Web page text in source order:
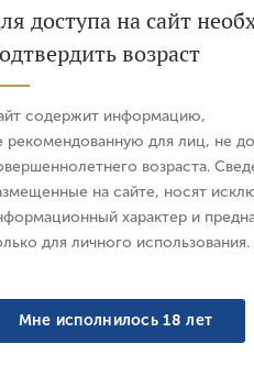
нотами. Округлый и
и дичью.
доступа на сайт
возраст
содержит информацию,
рекомендованную для лиц, не
возраста.
на сайте, носят
характер и
для личного использования.
Мне исполнилось 18 лет
Пароль
Забыли